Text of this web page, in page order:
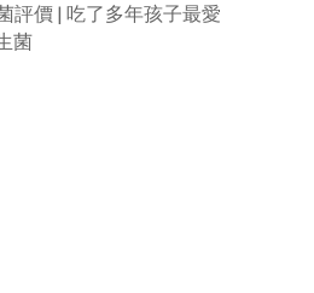
評價 | 吃了多年孩子最愛
菌